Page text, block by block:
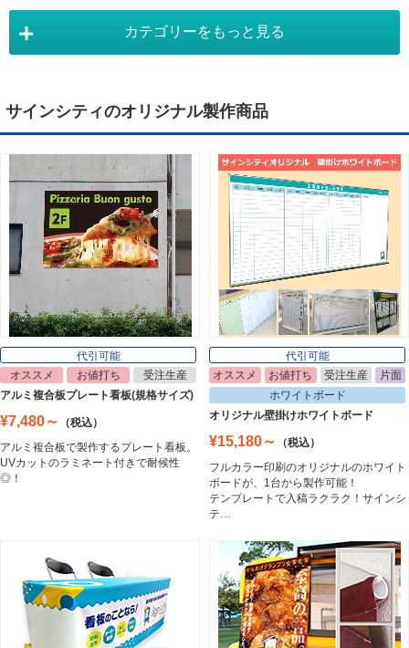
Tapestry
ライトパネル
Light Panel
ポスターフレーム
Poster Frame
イーゼル
Easel
ホワイトボード
White Board
プレート看板
Plate Board
カテゴリーをもっと見る
サインシティのオリジナル製作商品
代引可能
オススメ
お値打ち
受注生産
アルミ複合板プレート看板(規格サイズ)
¥7,480～
（税込）
アルミ複合板で製作するプレート看板。
UVカットのラミネート付きで耐候性
◎！
代引可能
オススメ
お値打ち 受注生産
片面
ホワイトボード
オリジナル壁掛けホワイトボード
¥15,180～
（税込）
フルカラー印刷のオリジナルのホワイト
ボードが、1台から製作可能！
テンプレートで入稿ラクラク！サインシ
テ…